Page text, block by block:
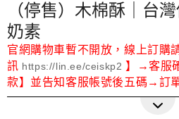
（停售）木棉酥｜台
奶素
官網購物車暫不開放，線上訂購
訊 https://lin.ee/ceiskp2 】→客服
款】並告知客服帳號後五碼→訂